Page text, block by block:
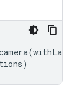
(
)